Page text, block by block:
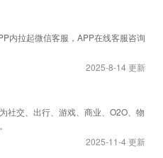
内拉起微信客服，APP在线客服咨询
2025-8-14 更新
社交、出行、游戏、商业、O2O、物
2025-11-4 更新